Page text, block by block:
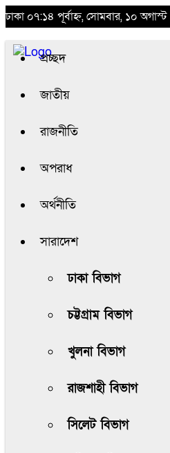
ঢাকা ০৭:১৪ পূর্বাহ্ন, সোমবার, ১০
প্রচ্ছদ
জাতীয়
রাজনীতি
অপরাধ
অর্থনীতি
সারাদেশ
ঢাকা বিভাগ
চট্টগ্রাম বিভাগ
খুলনা বিভাগ
রাজশাহী বিভাগ
সিলেট বিভাগ